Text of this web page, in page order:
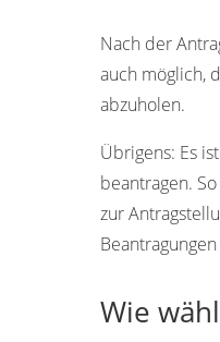
Nach der
auch möglich,
abzuholen.
Übrigens: Es
beantragen.
zur
Wie